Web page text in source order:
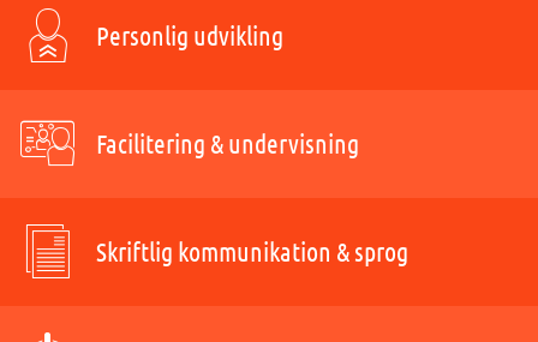
Personlig udvikling
Facilitering & undervisning
Skriftlig kommunikation & sprog